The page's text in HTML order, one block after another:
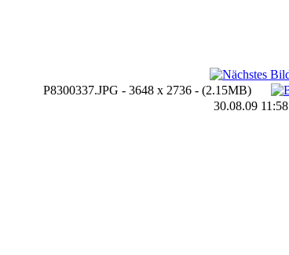
P8300337.JPG - 3648 x 2736 - (2.15MB)
30.08.09 11:58